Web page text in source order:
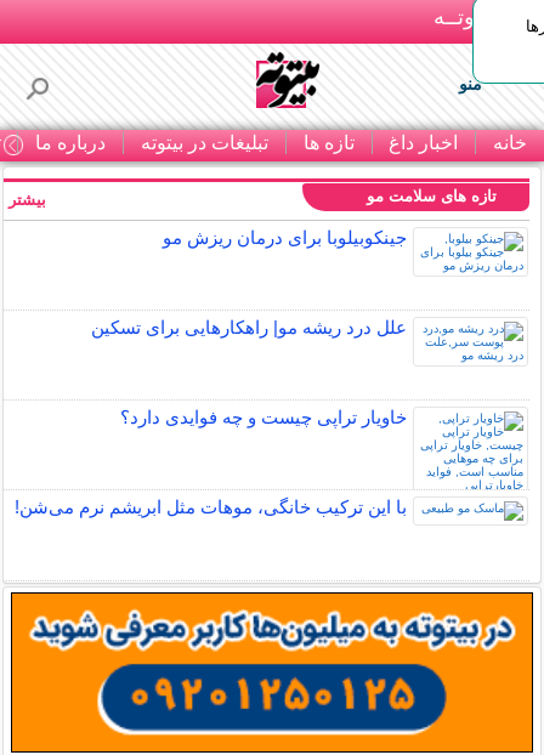
بـیتوتــه
منو
خانه اخبار داغ تازه ها تبلیغات در بیتوته درباره ما
تازه های سلامت مو
جینکوبیلوبا برای درمان ریزش مو
علل درد ریشه مو| راهکارهایی برای تسکین
خاویار تراپی چیست و چه فوایدی دارد؟
با این ترکیب خانگی، موهات مثل ابریشم نرم می‌شن!
بیشتر